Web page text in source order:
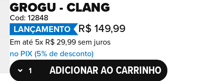
GROGU - CLANG
Cod: 12848
LANÇAMENTO R$ 149,99
Em até 5x R$ 29,99 sem juros
no PIX (5% de desconto)
ADICIONAR AO CARRINHO